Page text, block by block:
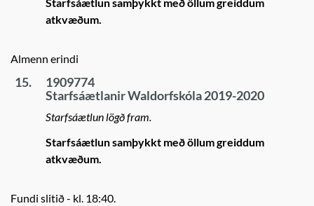
atkvæðum.
Almenn erindi
15.
1909774
Starfsáætlanir Waldorfskóla 2019-2020
Starfsáætlun lögð fram.
Starfsáætlun samþykkt með öllum greiddum
atkvæðum.
Fundi slitið - kl. 18:40.